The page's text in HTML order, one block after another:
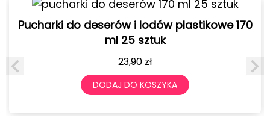
Pucharki do deserów i lodów plastikowe 170
ml 25 sztuk
23,90 zł
DODAJ DO KOSZYKA